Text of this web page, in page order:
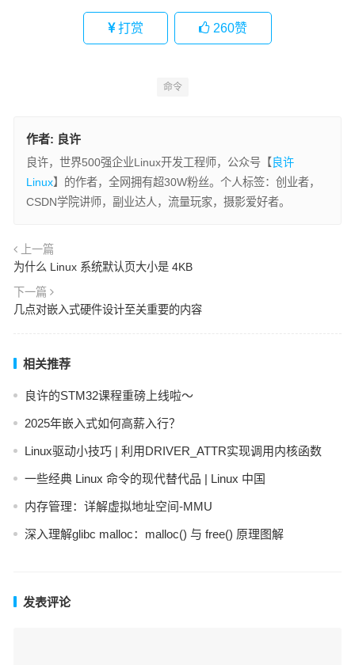
打赏 260赞
命令
作者: 良许
良许，世界500强企业Linux开发工程师，公众号【 良许
Linux】的作者，全网拥有超30W粉丝。个人标签：创业者，
CSDN学院讲师，副业达人，流量玩家，摄影爱好者。
上一篇
为什么 Linux 系统默认页大小是 4KB
下一篇
几点对嵌入式硬件设计至关重要的内容
相关推荐
良许的STM32课程重磅上线啦～
2025年嵌入式如何高薪入行？
Linux驱动小技巧 | 利用DRIVER_ATTR实现调用内核函数
一些经典 Linux 命令的现代替代品 | Linux 中国
内存管理：详解虚拟地址空间-MMU
深入理解glibc malloc：malloc() 与 free() 原理图解
发表评论